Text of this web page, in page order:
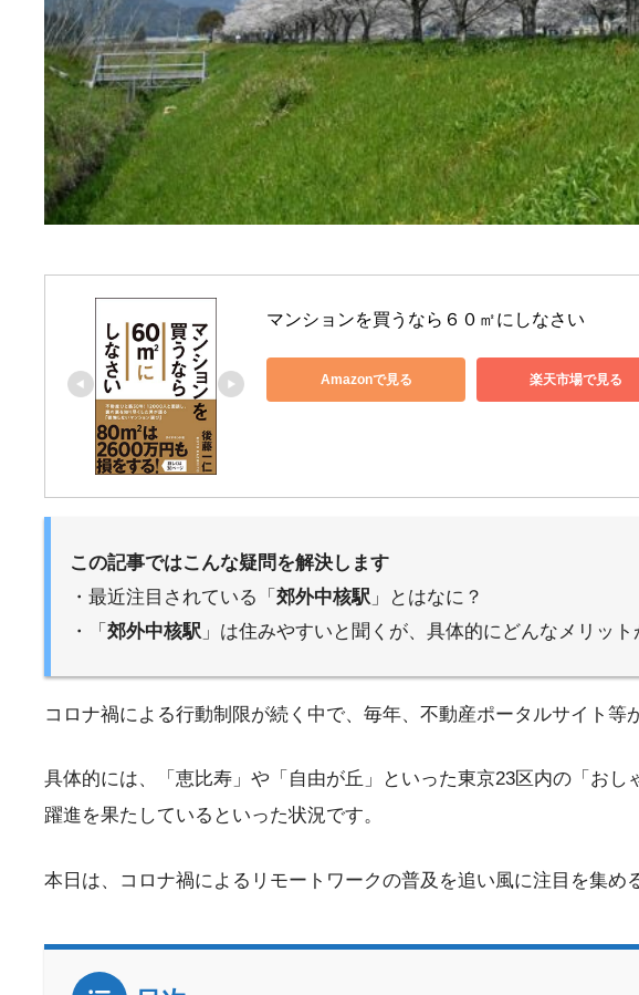
マンションを買うなら６０㎡にしなさい
Amazonで見る 楽天市場で見る
この記事ではこんな疑問を解決します
・最近注目されている「郊外中核駅 」とはなに？
・「郊外中核駅 」は住みやすいと聞くが、具体的にどんなメリット
コロナ禍による行動制限が続く中で、毎年、不動産ポータルサイト
具体的には、「恵比寿」や「自由が丘」といった東京23区内の「お
躍進を果たしているといった状況です。
本日は、コロナ禍によるリモートワークの普及を追い風に注目を集め